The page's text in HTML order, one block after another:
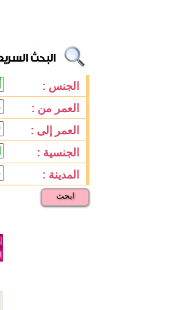
الجنس :
العمر من :
العمر إلى :
الجنسية :
المدينة :
ابحث